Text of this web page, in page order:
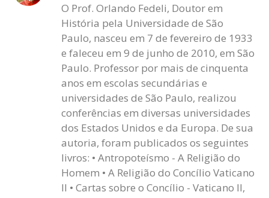
O Prof. Orlando Fedeli, Doutor em
História pela Universidade de São
Paulo, nasceu em 7 de fevereiro de 1933
e faleceu em 9 de junho de 2010, em São
Paulo. Professor por mais de cinquenta
anos em escolas secundárias e
universidades de São Paulo, realizou
conferências em diversas universidades
dos Estados Unidos e da Europa. De sua
autoria, foram publicados os seguintes
livros: • Antropoteísmo - A Religião do
Homem • A Religião do Concílio Vaticano
II • Cartas sobre o Concílio - Vaticano II,